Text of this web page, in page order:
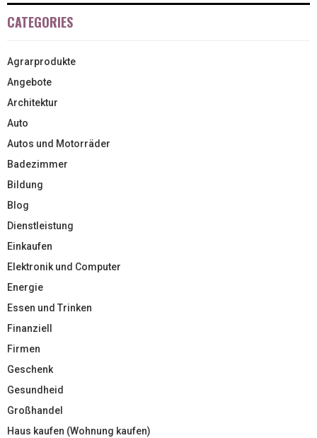
CATEGORIES
Agrarprodukte
Angebote
Architektur
Auto
Autos und Motorräder
Badezimmer
Bildung
Blog
Dienstleistung
Einkaufen
Elektronik und Computer
Energie
Essen und Trinken
Finanziell
Firmen
Geschenk
Gesundheid
Großhandel
Haus kaufen (Wohnung kaufen)